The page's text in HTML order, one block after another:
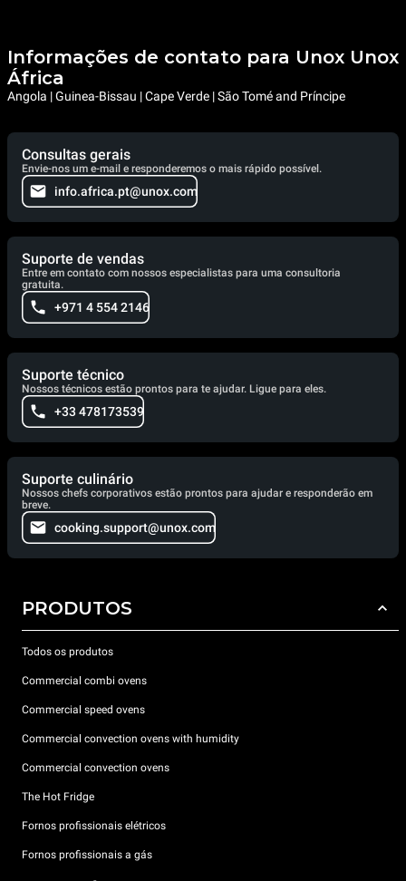
Informações de contato para Unox Unox
África
Angola | Guinea-Bissau | Cape Verde | São Tomé and Príncipe
Consultas gerais
Envie-nos um e-mail e responderemos o mais rápido possível.
info.africa.pt@unox.com
Suporte de vendas
Entre em contato com nossos especialistas para uma consultoria
gratuita.
+971 4 554 2146
Suporte técnico
Nossos técnicos estão prontos para te ajudar. Ligue para eles.
+33 478173539
Suporte culinário
Nossos chefs corporativos estão prontos para ajudar e responderão em
breve.
cooking.support@unox.com
PRODUTOS
Todos os produtos
Commercial combi ovens
Commercial speed ovens
Commercial convection ovens with humidity
Commercial convection ovens
The Hot Fridge
Fornos profissionais elétricos
Fornos profissionais a gás